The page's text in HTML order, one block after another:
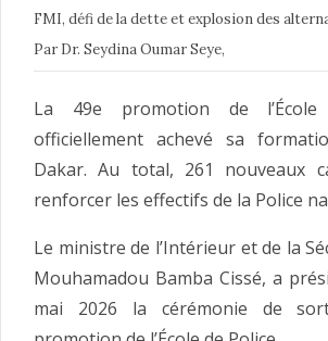
FMI, défi de la dette et explosion des
Par Dr. Seydina Oumar Seye,
La 49e promotion de
officiellement achevé sa
Dakar. Au total, 261 nouveaux
renforcer les effectifs de la Police
Le ministre de l’Intérieur et de la
Mouhamadou Bamba Cissé, a
mai 2026 la cérémonie de